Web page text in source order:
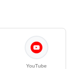
YouTube